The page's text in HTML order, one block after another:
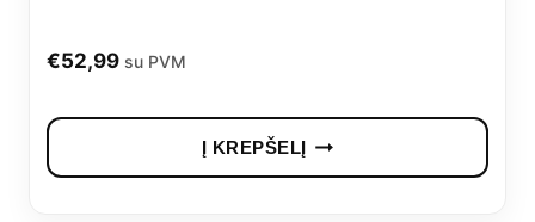
€52,99 su PVM
Į KREPŠELĮ